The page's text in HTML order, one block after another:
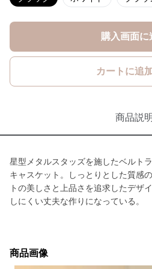
購入画面に
カートに追
商品説明
星型メタルスタッズを施したベルト
キャスケット。しっとりとした質感
トの美しさと上品さを追求したデザ
しにくい丈夫な作りになっている。
商品画像